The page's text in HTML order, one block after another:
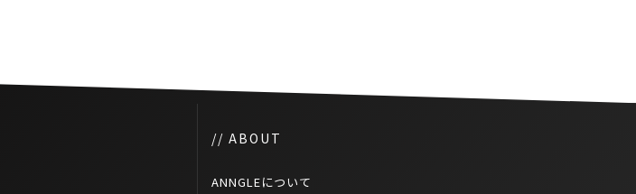
// ABOUT
ANNGLEについて